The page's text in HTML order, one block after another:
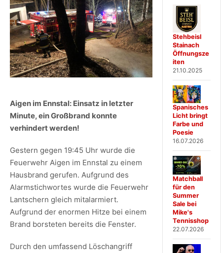
Aigen im Ennstal: Einsatz in letzter
Minute, ein Großbrand konnte
verhindert werden!
Gestern gegen 19:45 Uhr wurde die
Feuerwehr Aigen im Ennstal zu einem
Hausbrand gerufen. Aufgrund des
Alarmstichwortes wurde die Feuerwehr
Lantschern gleich mitalarmiert.
Aufgrund der enormen Hitze bei einem
Brand borsteten bereits die Fenster.
Durch den umfassend Löschangriff
Stehbeisl
Stainach
Öffnungsze
iten
21.10.2025
Spanisches
Licht bringt
Farbe und
Poesie
16.07.2026
Matchball
für den
Summer
Sale bei
Mike's
Tennisshop
22.07.2026